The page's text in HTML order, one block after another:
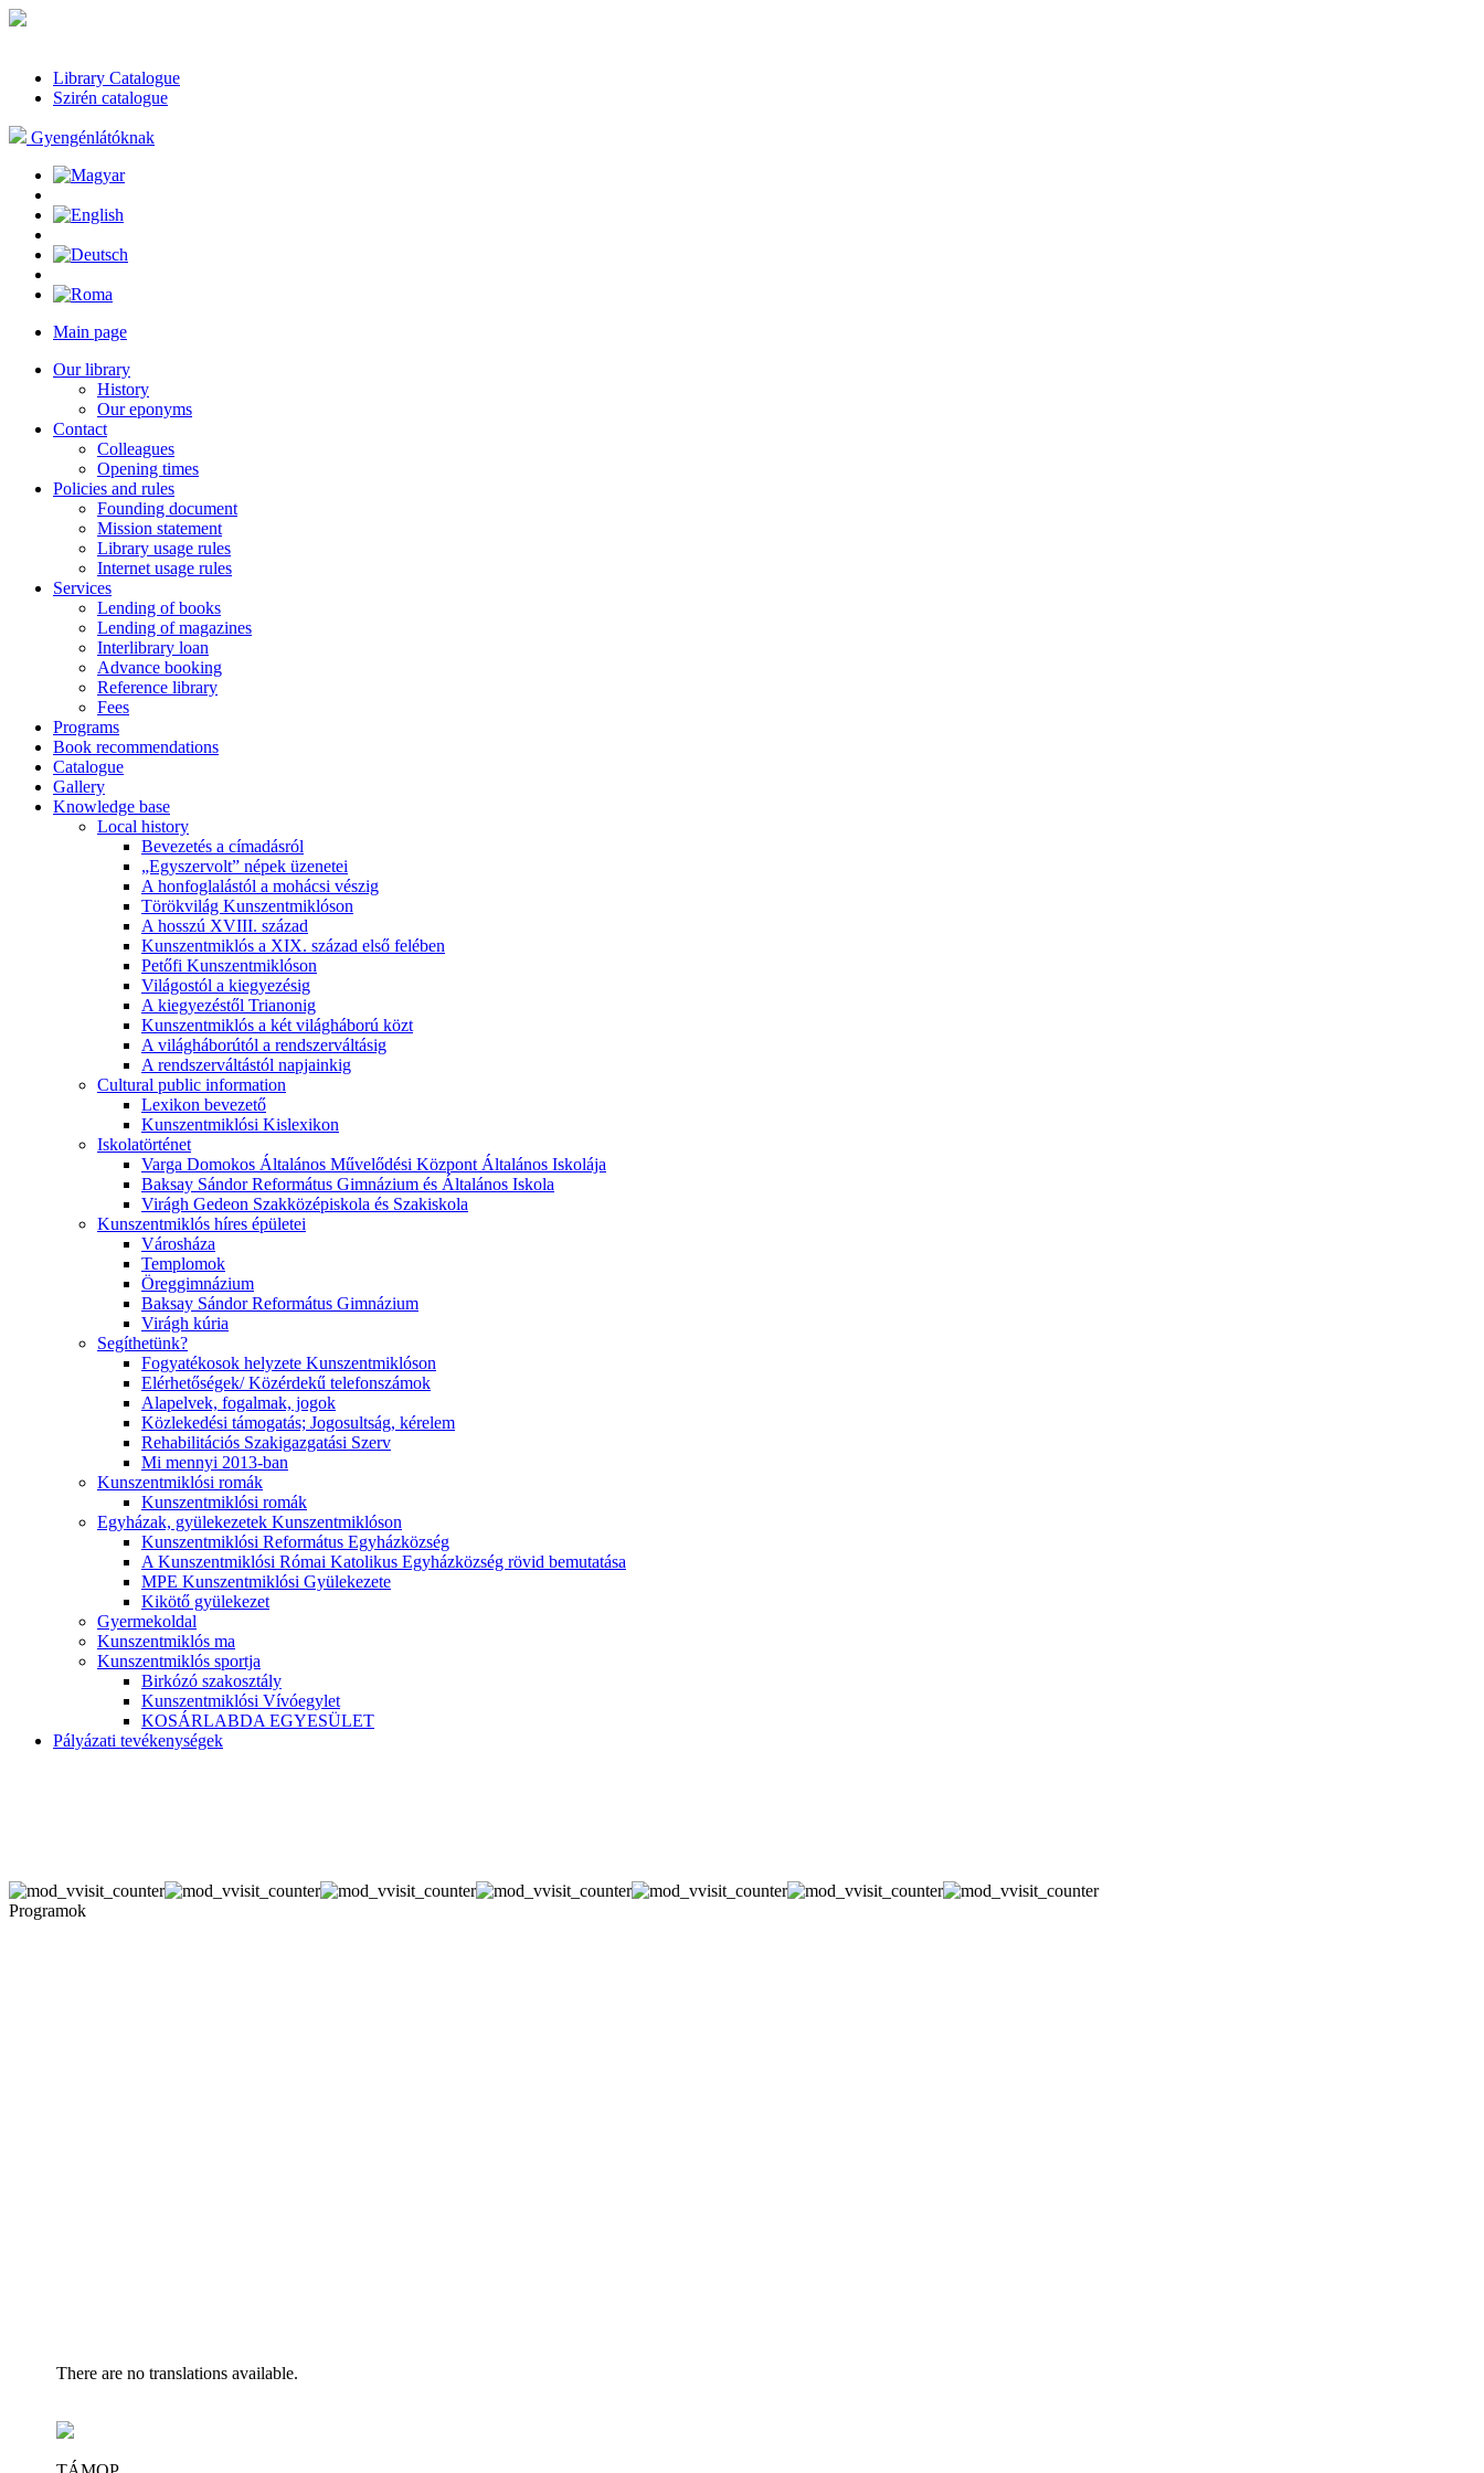
Library Catalogue
Szirén catalogue
Gyengénlátóknak
Main page
Our library
History
Our eponyms
Contact
Colleagues
Opening times
Policies and rules
Founding document
Mission statement
Library usage rules
Internet usage rules
Services
Lending of books
Lending of magazines
Interlibrary loan
Advance booking
Reference library
Fees
Programs
Book recommendations
Catalogue
Gallery
Knowledge base
Local history
Bevezetés a címadásról
„Egyszervolt” népek üzenetei
A honfoglalástól a mohácsi vészig
Törökvilág Kunszentmiklóson
A hosszú XVIII. század
Kunszentmiklós a XIX. század első felében
Petőfi Kunszentmiklóson
Világostól a kiegyezésig
A kiegyezéstől Trianonig
Kunszentmiklós a két világháború közt
A világháborútól a rendszerváltásig
A rendszerváltástól napjainkig
Cultural public information
Lexikon bevezető
Kunszentmiklósi Kislexikon
Iskolatörténet
Varga Domokos Általános Művelődési Központ Általános Iskolája
Baksay Sándor Református Gimnázium és Általános Iskola
Virágh Gedeon Szakközépiskola és Szakiskola
Kunszentmiklós híres épületei
Városháza
Templomok
Öreggimnázium
Baksay Sándor Református Gimnázium
Virágh kúria
Segíthetünk?
Fogyatékosok helyzete Kunszentmiklóson
Elérhetőségek/ Közérdekű telefonszámok
Alapelvek, fogalmak, jogok
Közlekedési támogatás; Jogosultság, kérelem
Rehabilitációs Szakigazgatási Szerv
Mi mennyi 2013-ban
Kunszentmiklósi romák
Kunszentmiklósi romák
Egyházak, gyülekezetek Kunszentmiklóson
Kunszentmiklósi Református Egyházközség
A Kunszentmiklósi Római Katolikus Egyházközség rövid bemutatása
MPE Kunszentmiklósi Gyülekezete
Kikötő gyülekezet
Gyermekoldal
Kunszentmiklós ma
Kunszentmiklós sportja
Birkózó szakosztály
Kunszentmiklósi Vívóegylet
KOSÁRLABDA EGYESÜLET
Pályázati tevékenységek
Programok
There are no translations available.